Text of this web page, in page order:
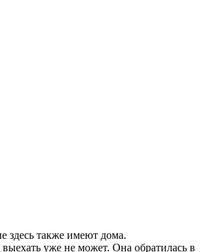
здесь также имеют дома.
выехать уже не может. Она обратилась в